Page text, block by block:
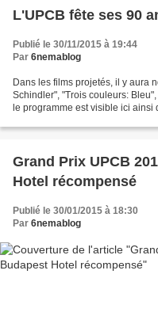
L'UPCB fête ses 90
Publié le 30/11/2015 à 19:44
Par 6nemablog
Dans les films projetés, il y aura
Schindler", "Trois couleurs:
le programme est visible ici ainsi
Grand Prix UPCB
Hotel récompensé
Publié le 30/01/2015 à 18:30
Par 6nemablog